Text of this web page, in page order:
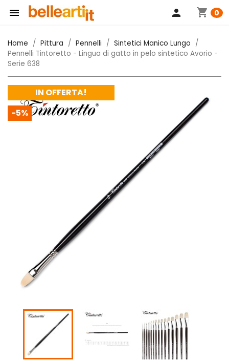
 shopping_cart 0
person
Home Pittura Pennelli
Sintetici Manico Lungo
Pennelli Tintoretto - Lingua di gatto in pelo sintetico Avorio -
Serie 638
IN OFFERTA!
-5%